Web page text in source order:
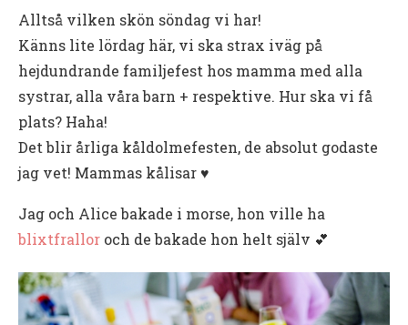
Alltså vilken skön söndag vi har!
Känns lite lördag här, vi ska strax iväg på
hejdundrande familjefest hos mamma med alla
systrar, alla våra barn + respektive. Hur ska vi få
plats? Haha!
Det blir årliga kåldolmefesten, de absolut godaste
jag vet! Mammas kålisar ♥️
Jag och Alice bakade i morse, hon ville ha
blixtfrallor och de bakade hon helt själv 💕